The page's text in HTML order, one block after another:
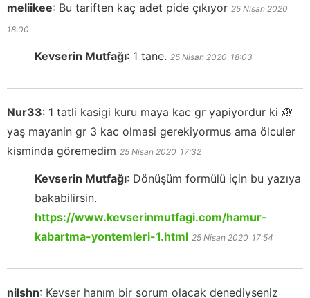
meliikee: Bu tariften kaç adet pide çıkıyor 25 Nisan 2020
18:00
Kevserin Mutfağı: 1 tane. 25 Nisan 2020 18:03
Nur33: 1 tatli kasigi kuru maya kac gr yapiyordur ki 🙈
yaş mayanin gr 3 kac olmasi gerekiyormus ama ölculer
kisminda göremedim 25 Nisan 2020 17:32
Kevserin Mutfağı: Dönüşüm formülü için bu yazıya
bakabilirsin.
https://www.kevserinmutfagi.com/hamur-
kabartma-yontemleri-1.html 25 Nisan 2020 17:54
nilshn: Kevser hanım bir sorum olacak denediyseniz